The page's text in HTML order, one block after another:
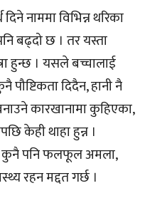
नाममा विभिन्न थरिका
बढ्दो छ । तर यस्ता
हुन्छ । यसले बच्चालाई
दिदैन, हानी नै
कारखानामा कुहिएका,
केही थाहा हुन्न ।
कुनै पनि फलफूल अमला,
रहन मद्दत गर्छ ।